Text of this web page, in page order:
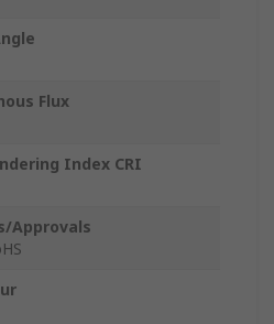
Flux
Index CRI
Approvals